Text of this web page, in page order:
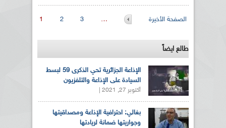
الصفحات 1 2 3 … الصفحة الأخيرة
طالع ايضاً
الإذاعة الجزائرية تحي الذكرى 59 لبسط
السيادة على الإذاعة والتلفزيون
أكتوبر 27, 2021 |
بغالي: احترافية الإذاعة ومصداقيتها
وجواريتها ضمانة لريادتها